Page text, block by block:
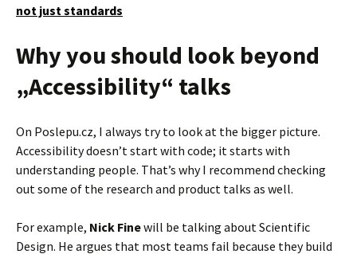
not just standards
Why you should look beyond
„Accessibility“ talks
On Poslepu.cz, I always try to look at the bigger picture.
Accessibility doesn’t start with code; it starts with
understanding people. That’s why I recommend checking
out some of the research and product talks as well.
For example, Nick Finewill be talking about Scientific
Design. He argues that most teams fail because they build